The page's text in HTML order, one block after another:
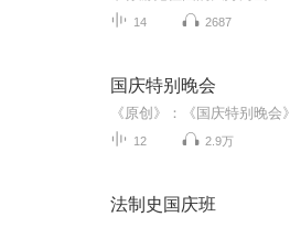
14 2687
国庆特别晚会
12 2.9万
法制史国庆班